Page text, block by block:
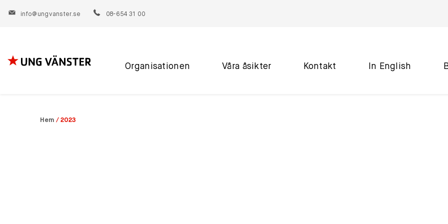
info@ungvanster.se 08-654 31 00
Hoppa
Organisationen Våra åsikter Kontakt In English
Hem /2023